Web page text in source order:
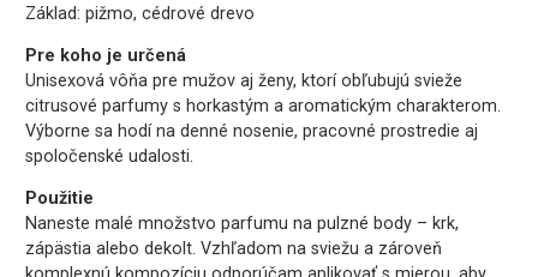
Základ: pižmo, cédrové drevo
Pre koho je určená
Unisexová vôňa pre mužov aj ženy, ktorí obľubujú svieže
citrusové parfumy s horkastým a aromatickým charakterom.
Výborne sa hodí na denné nosenie, pracovné prostredie aj
spoločenské udalosti.
Použitie
Naneste malé množstvo parfumu na pulzné body – krk,
zápästia alebo dekolt. Vzhľadom na sviežu a zároveň